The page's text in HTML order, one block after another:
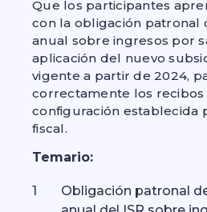
Que los participantes
con la obligación patronal
anual sobre ingresos por
aplicación del nuevo
vigente a partir de 2024,
correctamente los recibos
configuración establecida
fiscal.
Temario:
Obligación patronal